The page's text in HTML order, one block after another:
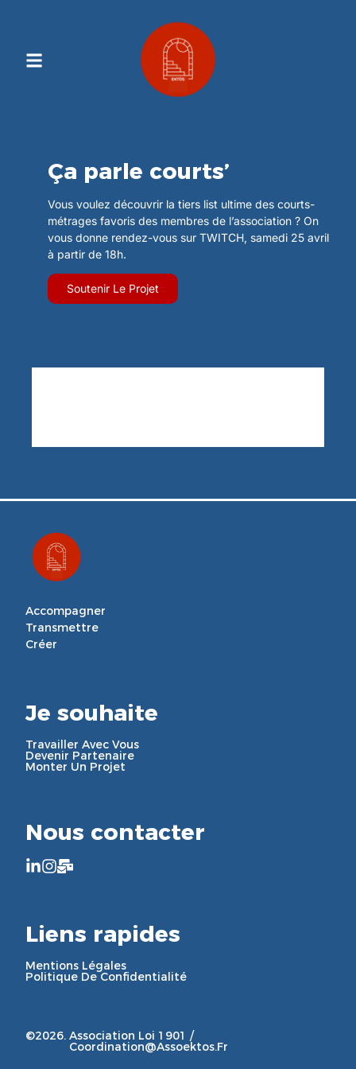
Ça parle courts’
Vous voulez découvrir la tiers list ultime des courts-
métrages favoris des membres de l’association ? On
vous donne rendez-vous sur TWITCH, samedi 25 avril
à partir de 18h.
Soutenir Le Projet
Accompagner
Transmettre
Créer
Je souhaite
Travailler Avec Vous
Devenir Partenaire
Monter Un Projet
Nous contacter
Liens rapides
Mentions Légales
Politique De Confidentialité
©2026. Association Loi 1901 /
Coordination@assoektos.fr